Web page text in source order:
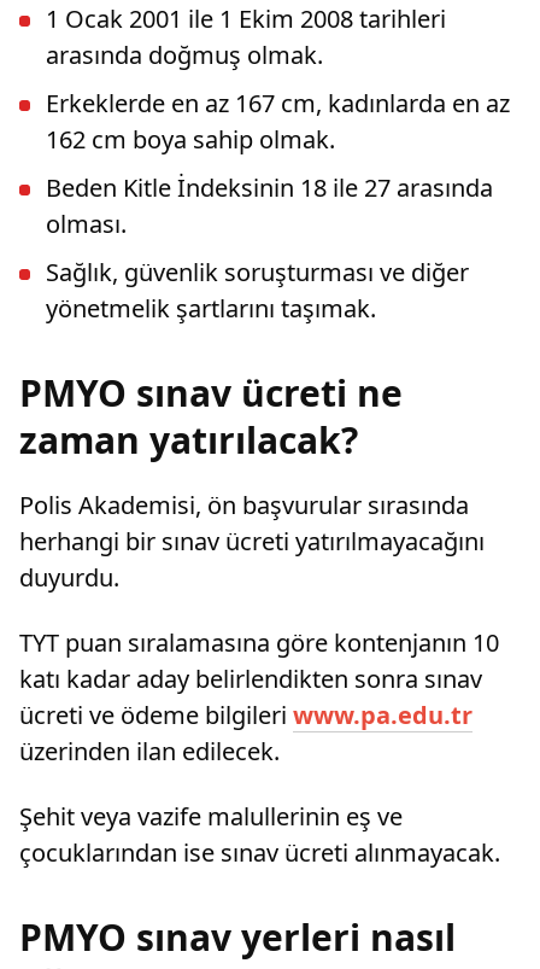
1 Ocak 2001 ile 1 Ekim 2008 tarihleri
arasında doğmuş olmak.
Erkeklerde en az 167 cm, kadınlarda en az
162 cm boya sahip olmak.
Beden Kitle İndeksinin 18 ile 27 arasında
olması.
Sağlık, güvenlik soruşturması ve diğer
yönetmelik şartlarını taşımak.
PMYO sınav ücreti ne
zaman yatırılacak?
Polis Akademisi, ön başvurular sırasında
herhangi bir sınav ücreti yatırılmayacağını
duyurdu.
TYT puan sıralamasına göre kontenjanın 10
katı kadar aday belirlendikten sonra sınav
ücreti ve ödeme bilgileri www.pa.edu.tr
üzerinden ilan edilecek.
Şehit veya vazife malullerinin eş ve
çocuklarından ise sınav ücreti alınmayacak.
PMYO sınav yerleri nasıl